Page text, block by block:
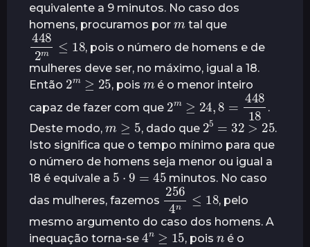
equivalente a 9 minutos. No caso dos
homens, procuramos por
m
tal que
448 ≤
18
, pois o número de homens e de
mulheres deve ser, no máximo, igual a 18.
Então
2m≥25
, pois
m
é o menor inteiro
capaz de fazer com que
2m 24 8 448
18
.
Deste modo,
m≥ 5
, dado que
2 32 >25
.
Isto significa que o tempo mínimo para que
o número de homens seja menor ou igual a
18 é equivale a
5 ⋅9=45
minutos. No caso
das mulheres, fazemos
256 n ≤
, pelo
mesmo argumento do caso dos homens. A
inequação torna-se
4n≥15
, pois
n
é o